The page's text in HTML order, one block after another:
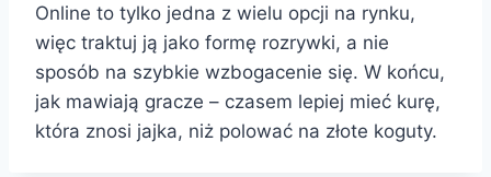
Online to tylko jedna z wielu opcji na rynku,
więc traktuj ją jako formę rozrywki, a nie
sposób na szybkie wzbogacenie się. W końcu,
jak mawiają gracze – czasem lepiej mieć kurę,
która znosi jajka, niż polować na złote koguty.